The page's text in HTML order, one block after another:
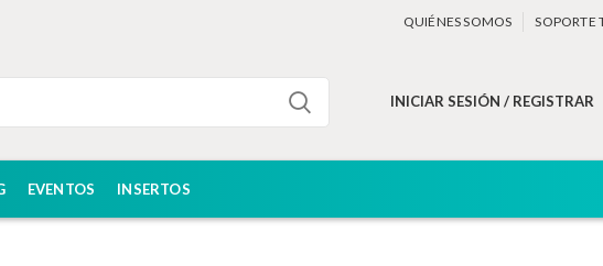
QUIÉNES SOMOS SOPORTE
INICIAR SESIÓN / REGISTRAR
EVENTOS INSERTOS